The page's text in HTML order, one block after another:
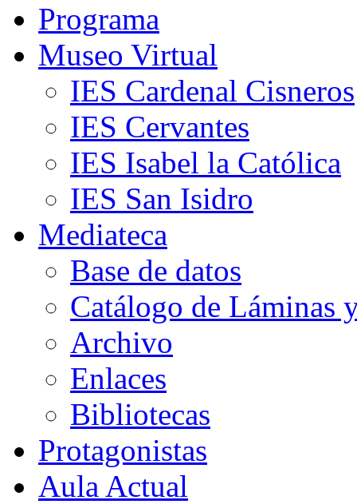
Programa
Museo Virtual
IES Cardenal Cisneros
IES Cervantes
IES Isabel la Católica
IES San Isidro
Mediateca
Base de datos
Catálogo de Láminas
Archivo
Enlaces
Bibliotecas
Protagonistas
Aula Actual